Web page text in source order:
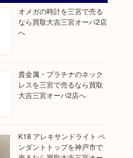
オメガの時計を三宮で売る
なら買取大吉三宮オーパ2店
へ
貴金属・プラチナのネック
レスを三宮で売るなら買取
大吉三宮オーパ2店へ
K18 アレキサンドライト ペ
ンダントトップを神戸市で